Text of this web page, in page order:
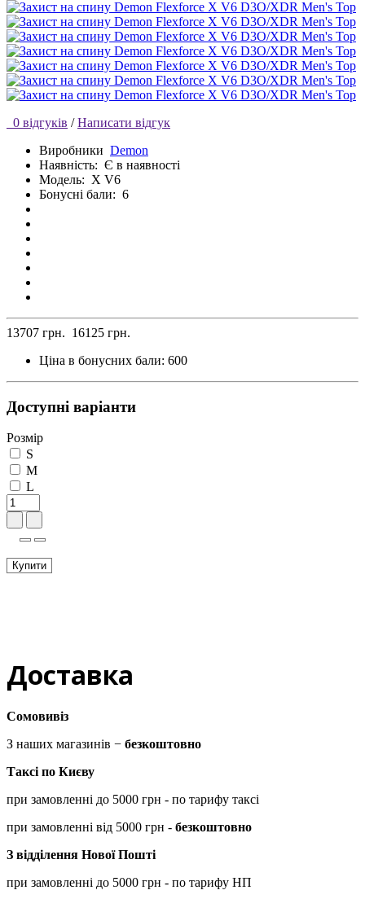
0 відгуків / Написати відгук
Виробники Demon
Наявність: Є в наявності
Модель: X V6
Бонусні бали: 6
13707 грн. 16125 грн.
Ціна в бонусних бали: 600
Доступні варіанти
Розмір
S
M
L
Купити
Доставка
Сомовивіз
З наших магазинів − безкоштовно
Таксі по Києву
при замовленні до 5000 грн - по тарифу таксі
при замовленні від 5000 грн - безкоштовно
З відділення Нової Пошті
при замовленні до 5000 грн - по тарифу НП